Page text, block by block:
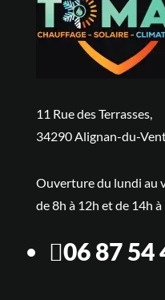
11 Rue des Terrasses,
34290 Alignan-du-
Ouverture du lundi au
de 8h à 12h et de 14h à
06 87 54